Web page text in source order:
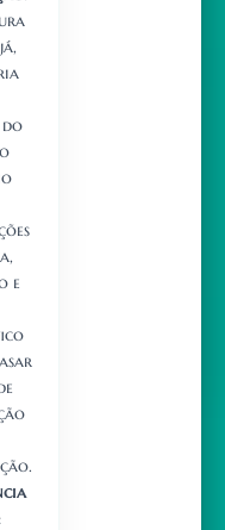
e
: